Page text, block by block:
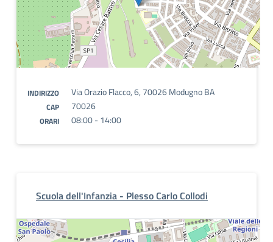
INDIRIZZO Via Orazio Flacco, 6, 70026 Modugno BA
CAP 70026
ORARI 08:00 - 14:00
Scuola dell'Infanzia - Plesso Carlo Collodi